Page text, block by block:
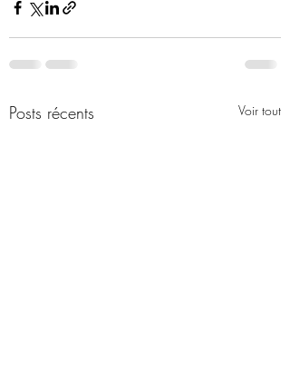
Posts récents Voir tout